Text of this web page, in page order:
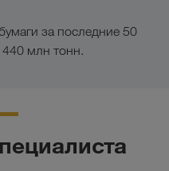
за последние 50
440 млн тонн.